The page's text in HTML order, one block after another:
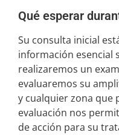
Qué esperar
Su consulta inicial
información esencial
realizaremos un
evaluaremos su
y cualquier zona que
evaluación nos
de acción para su